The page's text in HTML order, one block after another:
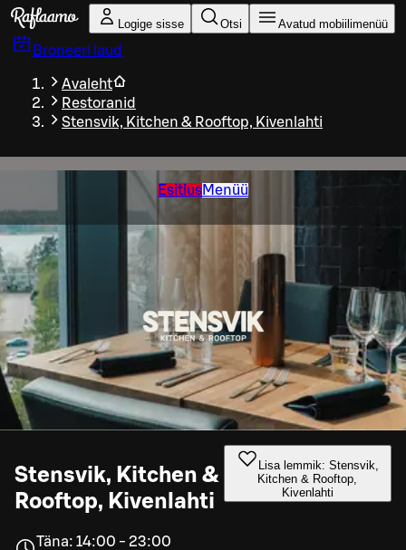
Liigu peamise sisu juurde
Logige sisse Otsi Avatud mobiilimenüü
Broneeri laud
Avaleht
Restoranid
Stensvik, Kitchen & Rooftop, Kivenlahti
EsitlusMenüü
Stensvik, Kitchen &
Rooftop, Kivenlahti
Lisa lemmik: Stensvik,
Kitchen & Rooftop,
Kivenlahti
Täna: 14:00 - 23:00